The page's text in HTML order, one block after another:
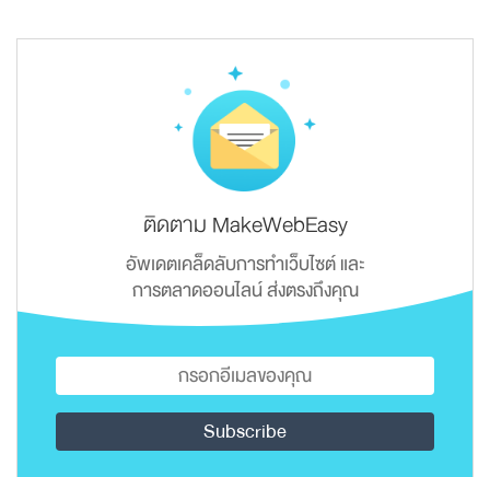
ติดตาม MakeWebEasy
อัพเดตเคล็ดลับการทำเว็บไซต์ และ
การตลาดออนไลน์ ส่งตรงถึงคุณ